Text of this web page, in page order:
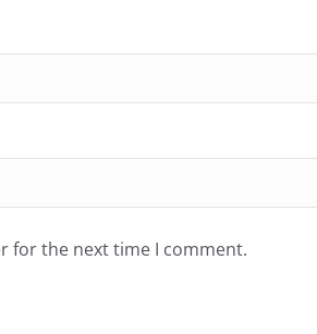
for the next time I comment.